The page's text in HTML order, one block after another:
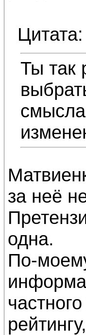
Цитата:
Ты так
за неё
одна.
По-